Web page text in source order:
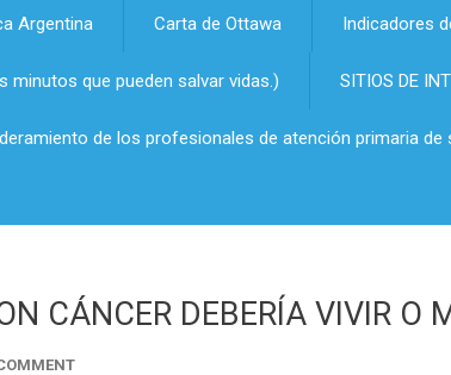
Argentina Carta de Ottawa Indicadores
minutos que pueden salvar vidas.) SITIOS DE
de los profesionales de atención primaria de
CÁNCER DEBERÍA VIVIR O